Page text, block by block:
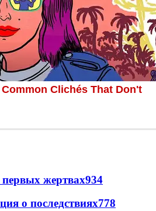
первых жертвах934
о последствиях778